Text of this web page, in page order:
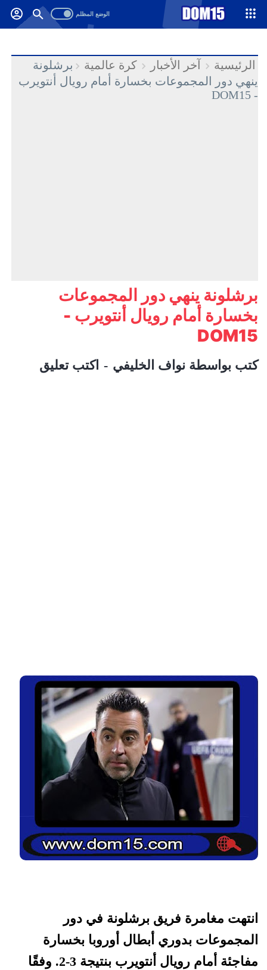
-->
الرئيسية آخر الأخبار كرة عالمية
برشلونة
ينهي دور المجموعات بخسارة أمام رويال أنتويرب
- DOM15
برشلونة ينهي دور المجموعات
بخسارة أمام رويال أنتويرب -
DOM15
كتب بواسطة نواف الخليفي اكتب تعليق
انتهت مغامرة فريق برشلونة في دور
المجموعات بدوري أبطال أوروبا بخسارة
مفاجئة أمام رويال أنتويرب بنتيجة 3-2. وفقًا